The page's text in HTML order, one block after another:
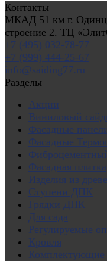
Контакты
МКАД 51 км г.
строение 2. ТЦ
+7 (495) 032-78-77
+7 (999) 444-25-67
info@saiding77.ru
Разделы
Акции
Виниловый
Фасадные
Фасадные
Фасадная плитка
Изделия из
Ступени ДПК
Грядки ДПК
Для сада
Регулируемые
Кровля
Комплектующие